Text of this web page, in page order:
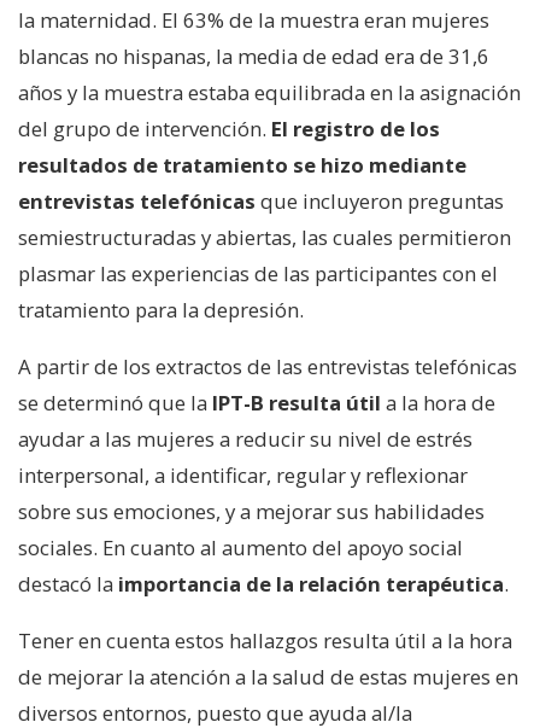
la maternidad. El 63% de la muestra eran mujeres
blancas no hispanas, la media de edad era de 31,6
años y la muestra estaba equilibrada en la asignación
del grupo de intervención. El registro de los
resultados de tratamiento se hizo mediante
entrevistas telefónicas que incluyeron preguntas
semiestructuradas y abiertas, las cuales permitieron
plasmar las experiencias de las participantes con el
tratamiento para la depresión.
A partir de los extractos de las entrevistas telefónicas
se determinó que la IPT-B resulta útil a la hora de
ayudar a las mujeres a reducir su nivel de estrés
interpersonal, a identificar, regular y reflexionar
sobre sus emociones, y a mejorar sus habilidades
sociales. En cuanto al aumento del apoyo social
destacó la importancia de la relación terapéutica.
Tener en cuenta estos hallazgos resulta útil a la hora
de mejorar la atención a la salud de estas mujeres en
diversos entornos, puesto que ayuda al/la